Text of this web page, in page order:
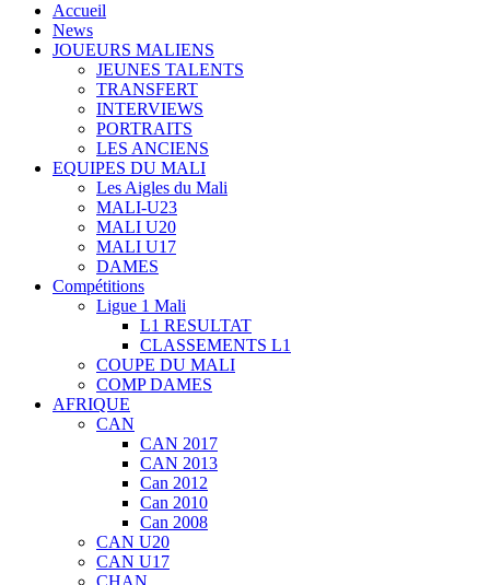
Accueil
News
JOUEURS MALIENS
JEUNES TALENTS
TRANSFERT
INTERVIEWS
PORTRAITS
LES ANCIENS
EQUIPES DU MALI
Les Aigles du Mali
MALI-U23
MALI U20
MALI U17
DAMES
Compétitions
Ligue 1 Mali
L1 RESULTAT
CLASSEMENTS L1
COUPE DU MALI
COMP DAMES
AFRIQUE
CAN
CAN 2017
CAN 2013
Can 2012
Can 2010
Can 2008
CAN U20
CAN U17
CHAN